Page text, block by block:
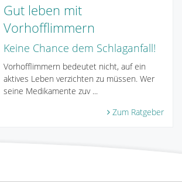
Gut leben mit
Vorhofflimmern
Keine Chance dem Schlaganfall!
Vorhofflimmern bedeutet nicht, auf ein
aktives Leben verzichten zu müssen. Wer
seine Medikamente zuv ...
Zum Ratgeber